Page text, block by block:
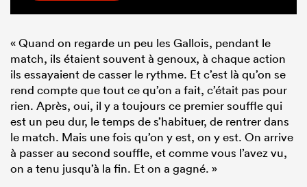
« Quand on regarde un peu les Gallois, pendant le
match, ils étaient souvent à genoux, à chaque action
ils essayaient de casser le rythme. Et c’est là qu’on se
rend compte que tout ce qu’on a fait, c’était pas pour
rien. Après, oui, il y a toujours ce premier souffle qui
est un peu dur, le temps de s’habituer, de rentrer dans
le match. Mais une fois qu’on y est, on y est. On arrive
à passer au second souffle, et comme vous l’avez vu,
on a tenu jusqu’à la fin. Et on a gagné. »